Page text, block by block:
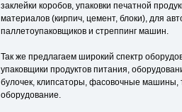
заклейки коробов, упаковки печатной
материалов (кирпич, цемент, блоки), для
паллетоупаковщиков и стреппинг машин.
Так же предлагаем широкий спектр
упаковщики продуктов питания,
булочек, клипсаторы, фасовочные машины,
оборудование.